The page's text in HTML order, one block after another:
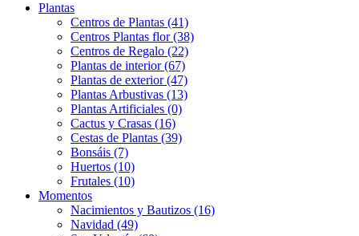
Plantas
Centros de Plantas (41)
Centros Plantas flor (38)
Centros de Regalo (22)
Plantas de interior (67)
Plantas de exterior (47)
Plantas Arbustivas (13)
Plantas Artificiales (0)
Cactus y Crasas (16)
Cestas de Plantas (39)
Bonsáis (7)
Huertos (10)
Frutales (10)
Momentos
Nacimientos y Bautizos (16)
Navidad (49)